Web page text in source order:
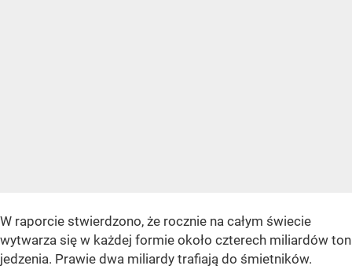
W raporcie stwierdzono, że rocznie na całym świecie
wytwarza się w każdej formie około czterech miliardów ton
jedzenia. Prawie dwa miliardy trafiają do śmietników.